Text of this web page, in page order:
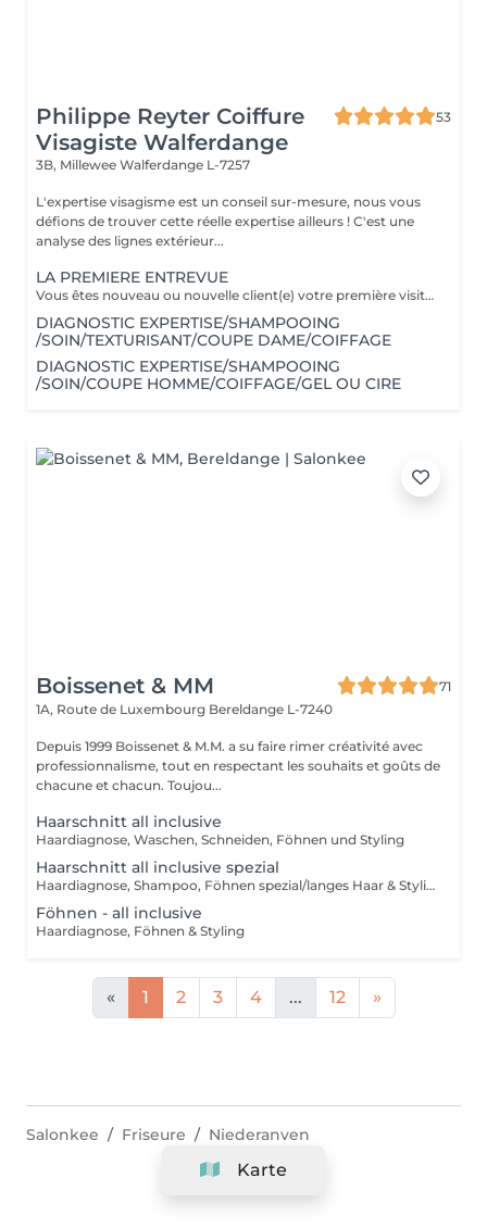
Philippe Reyter Coiffure
Visagiste Walferdange
53
3B, Millewee Walferdange L-7257
L'expertise visagisme est un conseil sur-mesure, nous vous
défions de trouver cette réelle expertise ailleurs ! C'est une
analyse des lignes extérieur...
LA PREMIERE ENTREVUE
Vous êtes nouveau ou nouvelle client(e) votre première visite est une Entrevue. (Temps 30 minutes) Cette entrevue ne comprend aucun service de réalisation, il y aura des tests de styles, de communications et du conseils. Nous apprenons à vous connaitre et nous vous conseillons sur tous vos souhaits, afin de préparer notre premier rendez-vous. Cette Entrevue, nous permettra d'avoir une approche afin de comprendre en détail vos désirs et vos envies pour votre futur coupe ou couleur. Nous élaborons ensemble nos différentes méthodes de travail autour d'un thé ou un café pour vous proposer les services adaptés en vous indiquant un devis complet afin de fixer le prochain rendez-vous pour la réalisation.
DIAGNOSTIC EXPERTISE/SHAMPOOING
/SOIN/TEXTURISANT/COUPE DAME/COIFFAGE
DIAGNOSTIC EXPERTISE/SHAMPOOING
/SOIN/COUPE HOMME/COIFFAGE/GEL OU CIRE
Boissenet & MM
71
1A, Route de Luxembourg Bereldange L-7240
Depuis 1999 Boissenet & M.M. a su faire rimer créativité avec
professionnalisme, tout en respectant les souhaits et goûts de
chacune et chacun. Toujou...
Haarschnitt all inclusive
Haardiagnose, Waschen, Schneiden, Föhnen und Styling
Haarschnitt all inclusive spezial
Haardiagnose, Shampoo, Föhnen spezial/langes Haar & Styling
Föhnen - all inclusive
Haardiagnose, Föhnen & Styling
« 1 2 3 4 ... 12 »
Karte
Salonkee Friseure Niederanven